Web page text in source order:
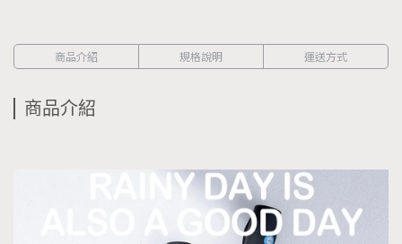
商品介紹 規格說明 運送方式
商品介紹